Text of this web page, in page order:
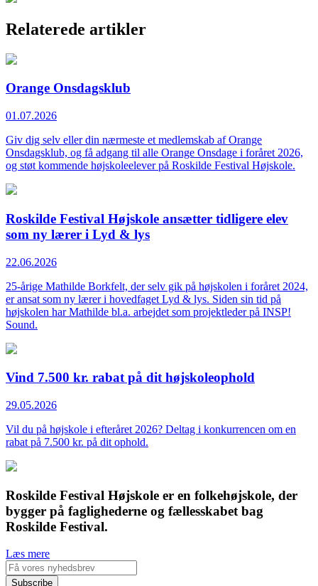
Relaterede artikler
Orange Onsdagsklub
01.07.2026
Giv dig selv eller din nærmeste et medlemskab af Orange
Onsdagsklub, og få adgang til alle Orange Onsdage i foråret 2026,
og støt kommende højskoleelever på Roskilde Festival Højskole.
Roskilde Festival Højskole ansætter tidligere elev
som ny lærer i Lyd & lys
22.06.2026
25-årige Mathilde Borkfelt, der selv gik på højskolen i foråret 2024,
er ansat som ny lærer i hovedfaget Lyd & lys. Siden sin tid på
højskolen har Mathilde bl.a. arbejdet som projektleder på INSP!
Sound.
Vind 7.500 kr. rabat på dit højskoleophold
29.05.2026
Vil du på højskole i efteråret 2026? Deltag i konkurrencen om en
rabat på 7.500 kr. på dit ophold.
Roskilde Festival Højskole er en folkehøjskole, der
bygger på faglighederne og fællesskabet bag
Roskilde Festival.
Læs mere